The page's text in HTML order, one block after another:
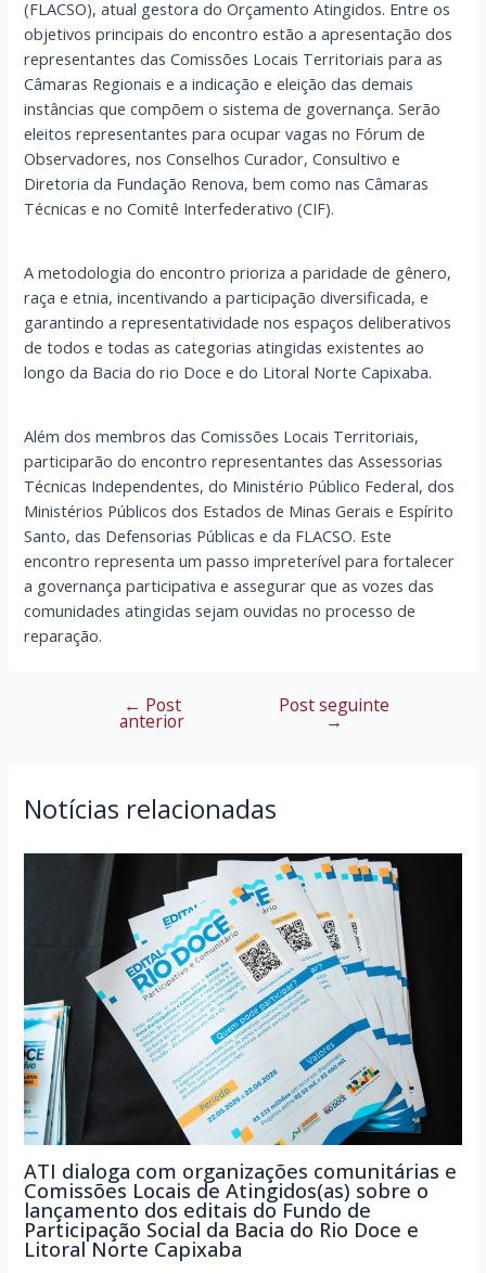
(FLACSO), atual gestora do Orçamento Atingidos. Entre os
objetivos principais do encontro estão a apresentação dos
representantes das Comissões Locais Territoriais para as
Câmaras Regionais e a indicação e eleição das demais
instâncias que compõem o sistema de governança. Serão
eleitos representantes para ocupar vagas no Fórum de
Observadores, nos Conselhos Curador, Consultivo e
Diretoria da Fundação Renova, bem como nas Câmaras
Técnicas e no Comitê Interfederativo (CIF).
A metodologia do encontro prioriza a paridade de gênero,
raça e etnia, incentivando a participação diversificada, e
garantindo a representatividade nos espaços deliberativos
de todos e todas as categorias atingidas existentes ao
longo da Bacia do rio Doce e do Litoral Norte Capixaba.
Além dos membros das Comissões Locais Territoriais,
participarão do encontro representantes das Assessorias
Técnicas Independentes, do Ministério Público Federal, dos
Ministérios Públicos dos Estados de Minas Gerais e Espírito
Santo, das Defensorias Públicas e da FLACSO. Este
encontro representa um passo impreterível para fortalecer
a governança participativa e assegurar que as vozes das
comunidades atingidas sejam ouvidas no processo de
reparação.
Navegação
← Post
anterior
Post seguinte
→
Notícias relacionadas
ATI dialoga com organizações comunitárias e
Comissões Locais de Atingidos(as) sobre o
lançamento dos editais do Fundo de
Participação Social da Bacia do Rio Doce e
Litoral Norte Capixaba